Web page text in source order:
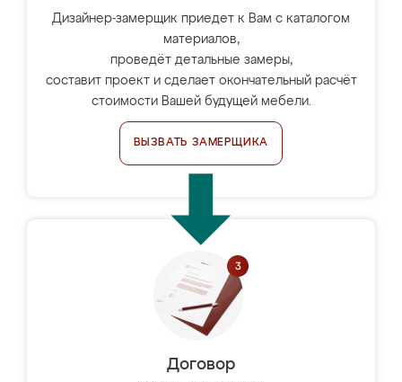
Дизайнер-замерщик приедет к Вам с каталогом
материалов,
проведёт детальные замеры,
составит проект и сделает окончательный расчёт
стоимости Вашей будущей мебели.
ВЫЗВАТЬ ЗАМЕРЩИКА
Договор